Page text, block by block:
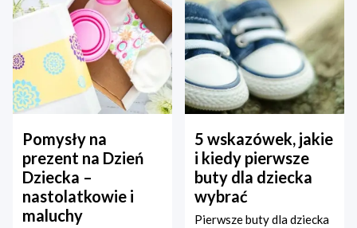
Pomysły na
prezent na Dzień
Dziecka –
nastolatkowie i
maluchy
5 wskazówek, jakie
i kiedy pierwsze
buty dla dziecka
wybrać
Pierwsze buty dla dziecka